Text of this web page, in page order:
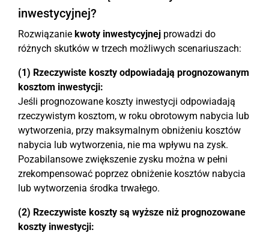
inwestycyjnej?
Rozwiązanie kwoty inwestycyjnej prowadzi do
różnych skutków w trzech możliwych scenariuszach:
(1) Rzeczywiste koszty odpowiadają prognozowanym
kosztom inwestycji:
Jeśli prognozowane koszty inwestycji odpowiadają
rzeczywistym kosztom, w roku obrotowym nabycia lub
wytworzenia, przy maksymalnym obniżeniu kosztów
nabycia lub wytworzenia, nie ma wpływu na zysk.
Pozabilansowe zwiększenie zysku można w pełni
zrekompensować poprzez obniżenie kosztów nabycia
lub wytworzenia środka trwałego.
(2) Rzeczywiste koszty są wyższe niż prognozowane
koszty inwestycji: